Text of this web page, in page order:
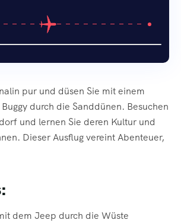
pur und düsen Sie mit einem
durch die Sanddünen. Besuchen
und lernen Sie deren Kultur und
Dieser Ausflug vereint Abenteuer,
dem Jeep durch die Wüste